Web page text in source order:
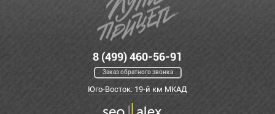
8 (499) 460-56-91
Заказ обратного звонка
Юго-Восток: 19-й км МКАД